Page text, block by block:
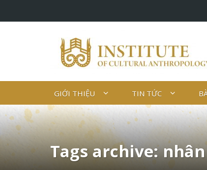
GIỚI THIỆU TIN TỨC
Tags archive: